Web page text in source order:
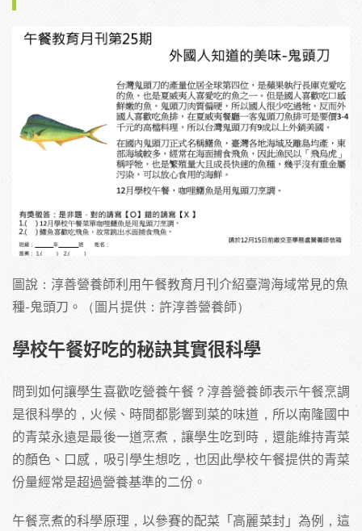
圖說：淳善營養師利用午餐教育月刊介紹臺灣海域常見的魚
種-鬼頭刀。（圖片提供：許淳善營養師）
學校午餐好吃的秘訣其實很科學
問到如何讓學生喜歡吃營養午餐？淳善營養師表示午餐烹調
是很科學的，火候、時間都影響到菜的味道，所以南隆國中
的青菜永遠是最後一道烹煮，讓學生吃到時，還能維持青菜
的顏色、口感，吸引學生想吃，也因此學校午餐提供的青菜
份量經常是超過營養基準的二份。
午餐烹煮的科學原理，以參賽的配菜「高麗菜封」為例，這